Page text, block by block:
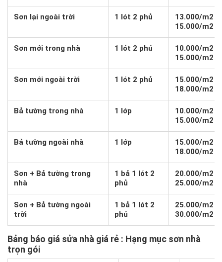
Sơn lại ngoài trời 1 lót 2 phủ
13.000/m2 –
15.000/m2
Sơn mới trong nhà 1 lót 2 phủ
10.000/m2 –
15.000/m2
Sơn mới ngoài trời 1 lót 2 phủ
15.000/m2 –
18.000/m2
Bả tường trong nhà 1 lớp
10.000/m2 –
15.000/m2
Bả tường ngoài nhà 1 lớp
15.000/m2 –
18.000/m2
Sơn + Bả tường trong
nhà
1 bả 1 lót 2
phủ
20.000/m2 –
25.000/m2
Sơn + Bả tường ngoài
trời
1 bả 1 lót 2
phủ
25.000/m2 –
30.000/m2
Bảng báo giá sửa nhà giá rẻ : Hạng mục sơn nhà
trọn gói